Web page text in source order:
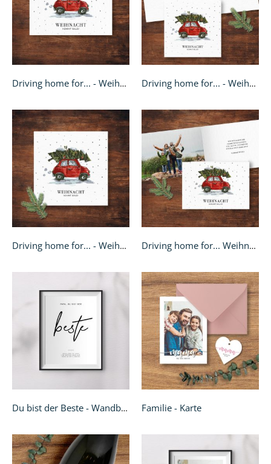
Driving home for... - Weihnachtskarte A6 quer Driving home for... - Weihnachtskarte Klappkarte quadratisch
Driving home for... - Weihnachtskarte quadratisch Driving home for... Weihnachtskarte - A6 Klappkarte
Du bist der Beste - Wandbild Familie - Karte